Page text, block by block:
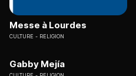
Messe à Lourdes
CULTURE RELIGION
Gabby Mejía